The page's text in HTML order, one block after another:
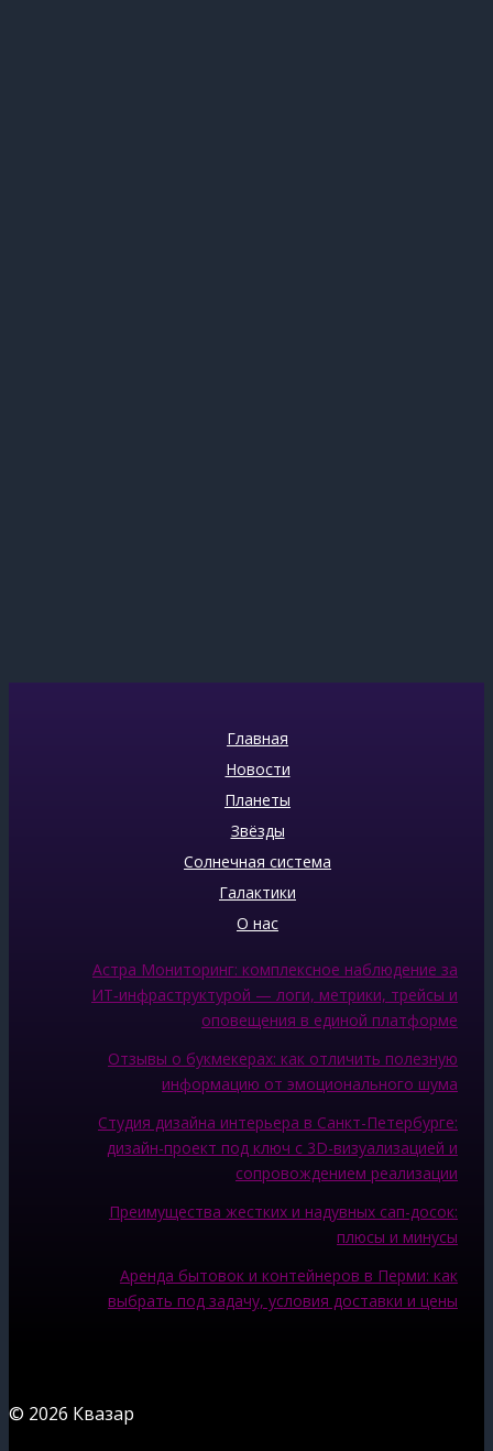
Главная
Новости
Планеты
Звёзды
Солнечная система
Галактики
О нас
Астра Мониторинг: комплексное наблюдение за
ИТ‑инфраструктурой — логи, метрики, трейсы и
оповещения в единой платформе
Отзывы о букмекерах: как отличить полезную
информацию от эмоционального шума
Студия дизайна интерьера в Санкт-Петербурге:
дизайн-проект под ключ с 3D-визуализацией и
сопровождением реализации
Преимущества жестких и надувных сап-досок:
плюсы и минусы
Аренда бытовок и контейнеров в Перми: как
выбрать под задачу, условия доставки и цены
© 2026 Квазар